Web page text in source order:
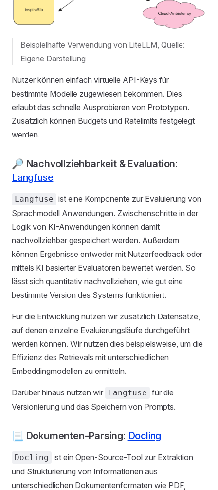
Beispielhafte Verwendung von LiteLLM, Quelle:
Eigene Darstellung
Nutzer können einfach virtuelle API-Keys für
bestimmte Modelle zugewiesen bekommen. Dies
erlaubt das schnelle Ausprobieren von Prototypen.
Zusätzlich können Budgets und Ratelimits festgelegt
werden.
🔎 Nachvollziehbarkeit & Evaluation:
Langfuse
Langfuse ist eine Komponente zur Evaluierung von
Sprachmodell Anwendungen. Zwischenschritte in der
Logik von KI-Anwendungen können damit
nachvollziehbar gespeichert werden. Außerdem
können Ergebnisse entweder mit Nutzerfeedback oder
mittels KI basierter Evaluatoren bewertet werden. So
lässt sich quantitativ nachvollziehen, wie gut eine
bestimmte Version des Systems funktioniert.
Für die Entwicklung nutzen wir zusätzlich Datensätze,
auf denen einzelne Evaluierungsläufe durchgeführt
werden können. Wir nutzen dies beispielsweise, um die
Effizienz des Retrievals mit unterschiedlichen
Embeddingmodellen zu ermitteln.
Darüber hinaus nutzen wir Langfuse für die
Versionierung und das Speichern von Prompts.
📃 Dokumenten-Parsing: Docling
Docling ist ein Open-Source-Tool zur Extraktion
und Strukturierung von Informationen aus
unterschiedlichen Dokumentenformaten wie PDF,